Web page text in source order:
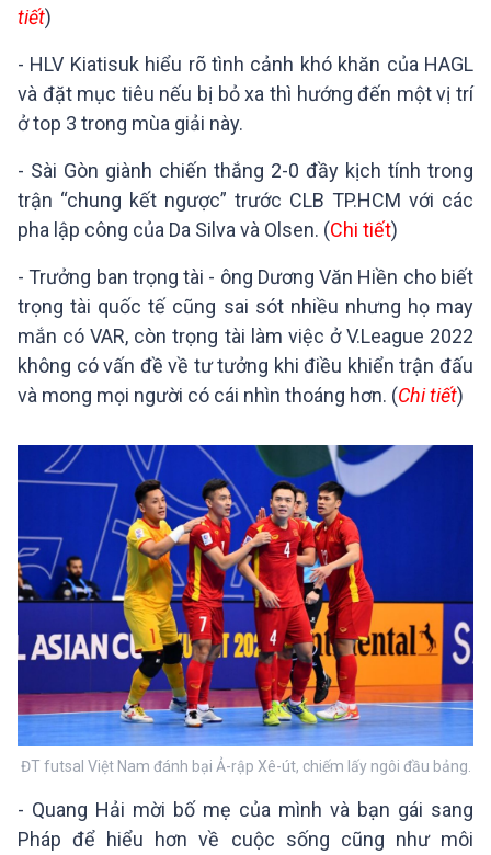
tiết)
- HLV Kiatisuk hiểu rõ tình cảnh khó khăn của HAGL
và đặt mục tiêu nếu bị bỏ xa thì hướng đến một vị trí
ở top 3 trong mùa giải này.
- Sài Gòn giành chiến thắng 2-0 đầy kịch tính trong
trận “chung kết ngược” trước CLB TP.HCM với các
pha lập công của Da Silva và Olsen. (Chi tiết)
- Trưởng ban trọng tài - ông Dương Văn Hiền cho biết
trọng tài quốc tế cũng sai sót nhiều nhưng họ may
mắn có VAR, còn trọng tài làm việc ở V.League 2022
không có vấn đề về tư tưởng khi điều khiển trận đấu
và mong mọi người có cái nhìn thoáng hơn. (Chi tiết)
ĐT futsal Việt Nam đánh bại Ả-rập Xê-út, chiếm lấy ngôi đầu bảng.
- Quang Hải mời bố mẹ của mình và bạn gái sang
Pháp để hiểu hơn về cuộc sống cũng như môi